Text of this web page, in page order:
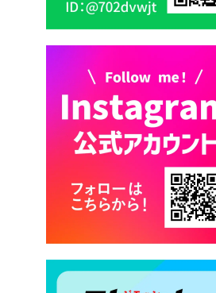
平日夜間開庁の案内
業」
2026年7月21日 卜仙の郷 お
盆期間の営業時間のお知らせ
2026年7月17日 バス経路検索
2026年7月10日 畑冷泉館の営
業について
2026年7月10日 台湾伝統音楽
団体 「北埔八音団・楽善軒」
公演開催のお知らせ